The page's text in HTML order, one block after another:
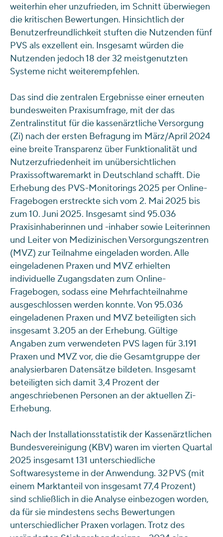
weiterhin eher unzufrieden, im Schnitt überwiegen
die kritischen Bewertungen. Hinsichtlich der
Benutzerfreundlichkeit stuften die Nutzenden fünf
PVS als exzellent ein. Insgesamt würden die
Nutzenden jedoch 18 der 32 meistgenutzten
Systeme nicht weiterempfehlen.
Das sind die zentralen Ergebnisse einer erneuten
bundesweiten Praxisumfrage, mit der das
Zentralinstitut für die kassenärztliche Versorgung
(Zi) nach der ersten Befragung im März/April 2024
eine breite Transparenz über Funktionalität und
Nutzerzufriedenheit im unübersichtlichen
Praxissoftwaremarkt in Deutschland schafft. Die
Erhebung des PVS-Monitorings 2025 per Online-
Fragebogen erstreckte sich vom 2. Mai 2025 bis
zum 10. Juni 2025. Insgesamt sind 95.036
Praxisinhaberinnen und -inhaber sowie Leiterinnen
und Leiter von Medizinischen Versorgungszentren
(MVZ) zur Teilnahme eingeladen worden. Alle
eingeladenen Praxen und MVZ erhielten
individuelle Zugangsdaten zum Online-
Fragebogen, sodass eine Mehrfachteilnahme
ausgeschlossen werden konnte. Von 95.036
eingeladenen Praxen und MVZ beteiligten sich
insgesamt 3.205 an der Erhebung. Gültige
Angaben zum verwendeten PVS lagen für 3.191
Praxen und MVZ vor, die die Gesamtgruppe der
analysierbaren Datensätze bildeten. Insgesamt
beteiligten sich damit 3,4 Prozent der
angeschriebenen Personen an der aktuellen Zi-
Erhebung.
Nach der Installationsstatistik der Kassenärztlichen
Bundesvereinigung (KBV) waren im vierten Quartal
2025 insgesamt 131 unterschiedliche
Softwaresysteme in der Anwendung. 32 PVS (mit
einem Marktanteil von insgesamt 77,4 Prozent)
sind schließlich in die Analyse einbezogen worden,
da für sie mindestens sechs Bewertungen
unterschiedlicher Praxen vorlagen. Trotz des